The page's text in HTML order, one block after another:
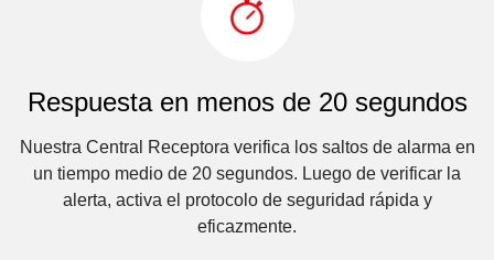
Respuesta en menos de 20 segundos
Nuestra Central Receptora verifica los saltos de alarma en
un tiempo medio de 20 segundos. Luego de verificar la
alerta, activa el protocolo de seguridad rápida y
eficazmente.